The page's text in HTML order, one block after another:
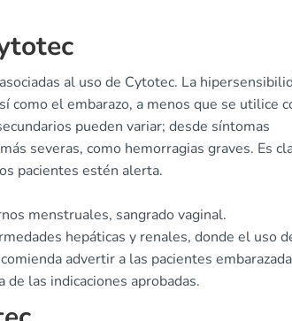
al uso de Cytotec. La
como el embarazo, a menos que se utilice
pueden variar; desde síntomas
severas, como hemorragias graves. Es
pacientes estén alerta.
menstruales, sangrado vaginal.
hepáticas y renales, donde el uso
advertir a las pacientes
las indicaciones aprobadas.